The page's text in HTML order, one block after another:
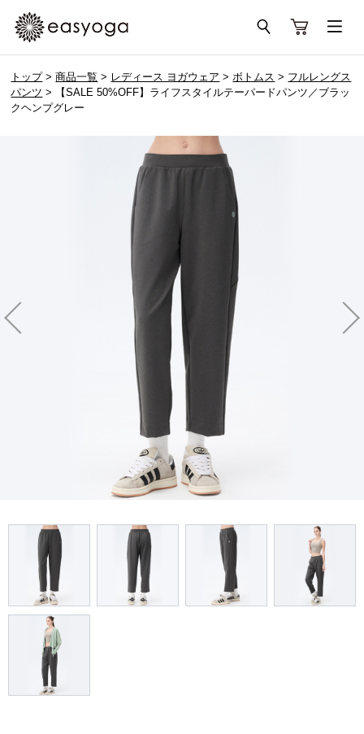
トップ>商品一覧 > レディース ヨガウェア >ボトムス > フルレングス
パンツ > 【SALE 50%OFF】ライフスタイルテーパードパンツ／ブラッ
クヘンプグレー